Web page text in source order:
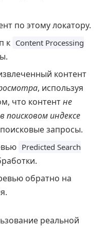
по этому локатору.
к Content Processing
контент
, используя
что контентне
индексе
запросы.
Predicted Search
обратно на
реальной